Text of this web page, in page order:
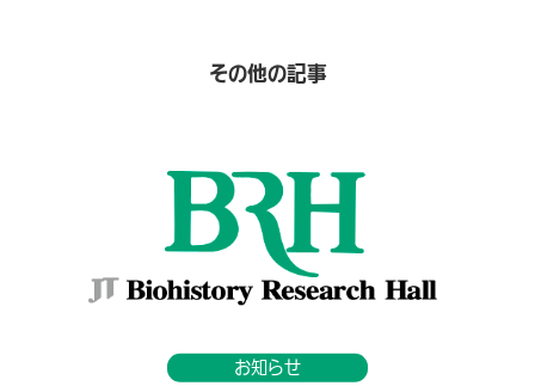
その他の記事
お知らせ